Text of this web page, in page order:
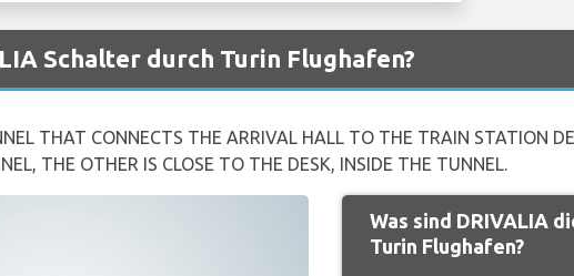
Schalter durch Turin Flughafen?
THAT CONNECTS THE ARRIVAL HALL TO THE TRAIN STATION
THE OTHER IS CLOSE TO THE DESK, INSIDE THE TUNNEL.
Was sind DRIVALIA
Turin Flughafen?